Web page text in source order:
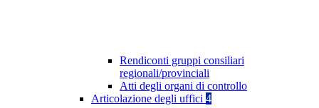
Rendiconti gruppi consiliari
regionali/provinciali
Atti degli organi di controllo
Articolazione degli uffici 4